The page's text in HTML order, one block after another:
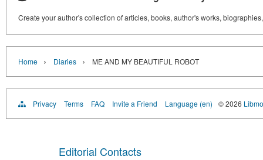
Create your author's collection of articles, books, author's works,
Home › Diaries › ME AND MY BEAUTIFUL ROBOT
Privacy Terms FAQ Invite a Friend Language (en) © 2026
Editorial Contacts